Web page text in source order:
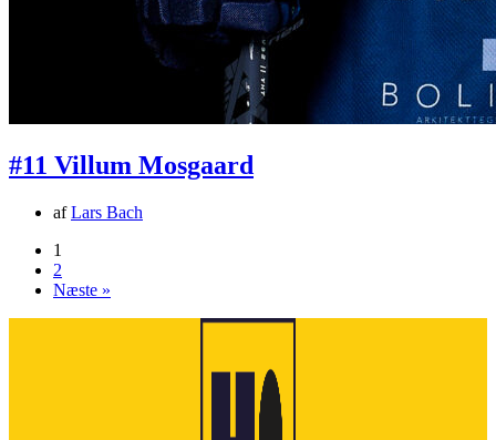
#11 Villum Mosgaard
afLars Bach
1
2
Næste »